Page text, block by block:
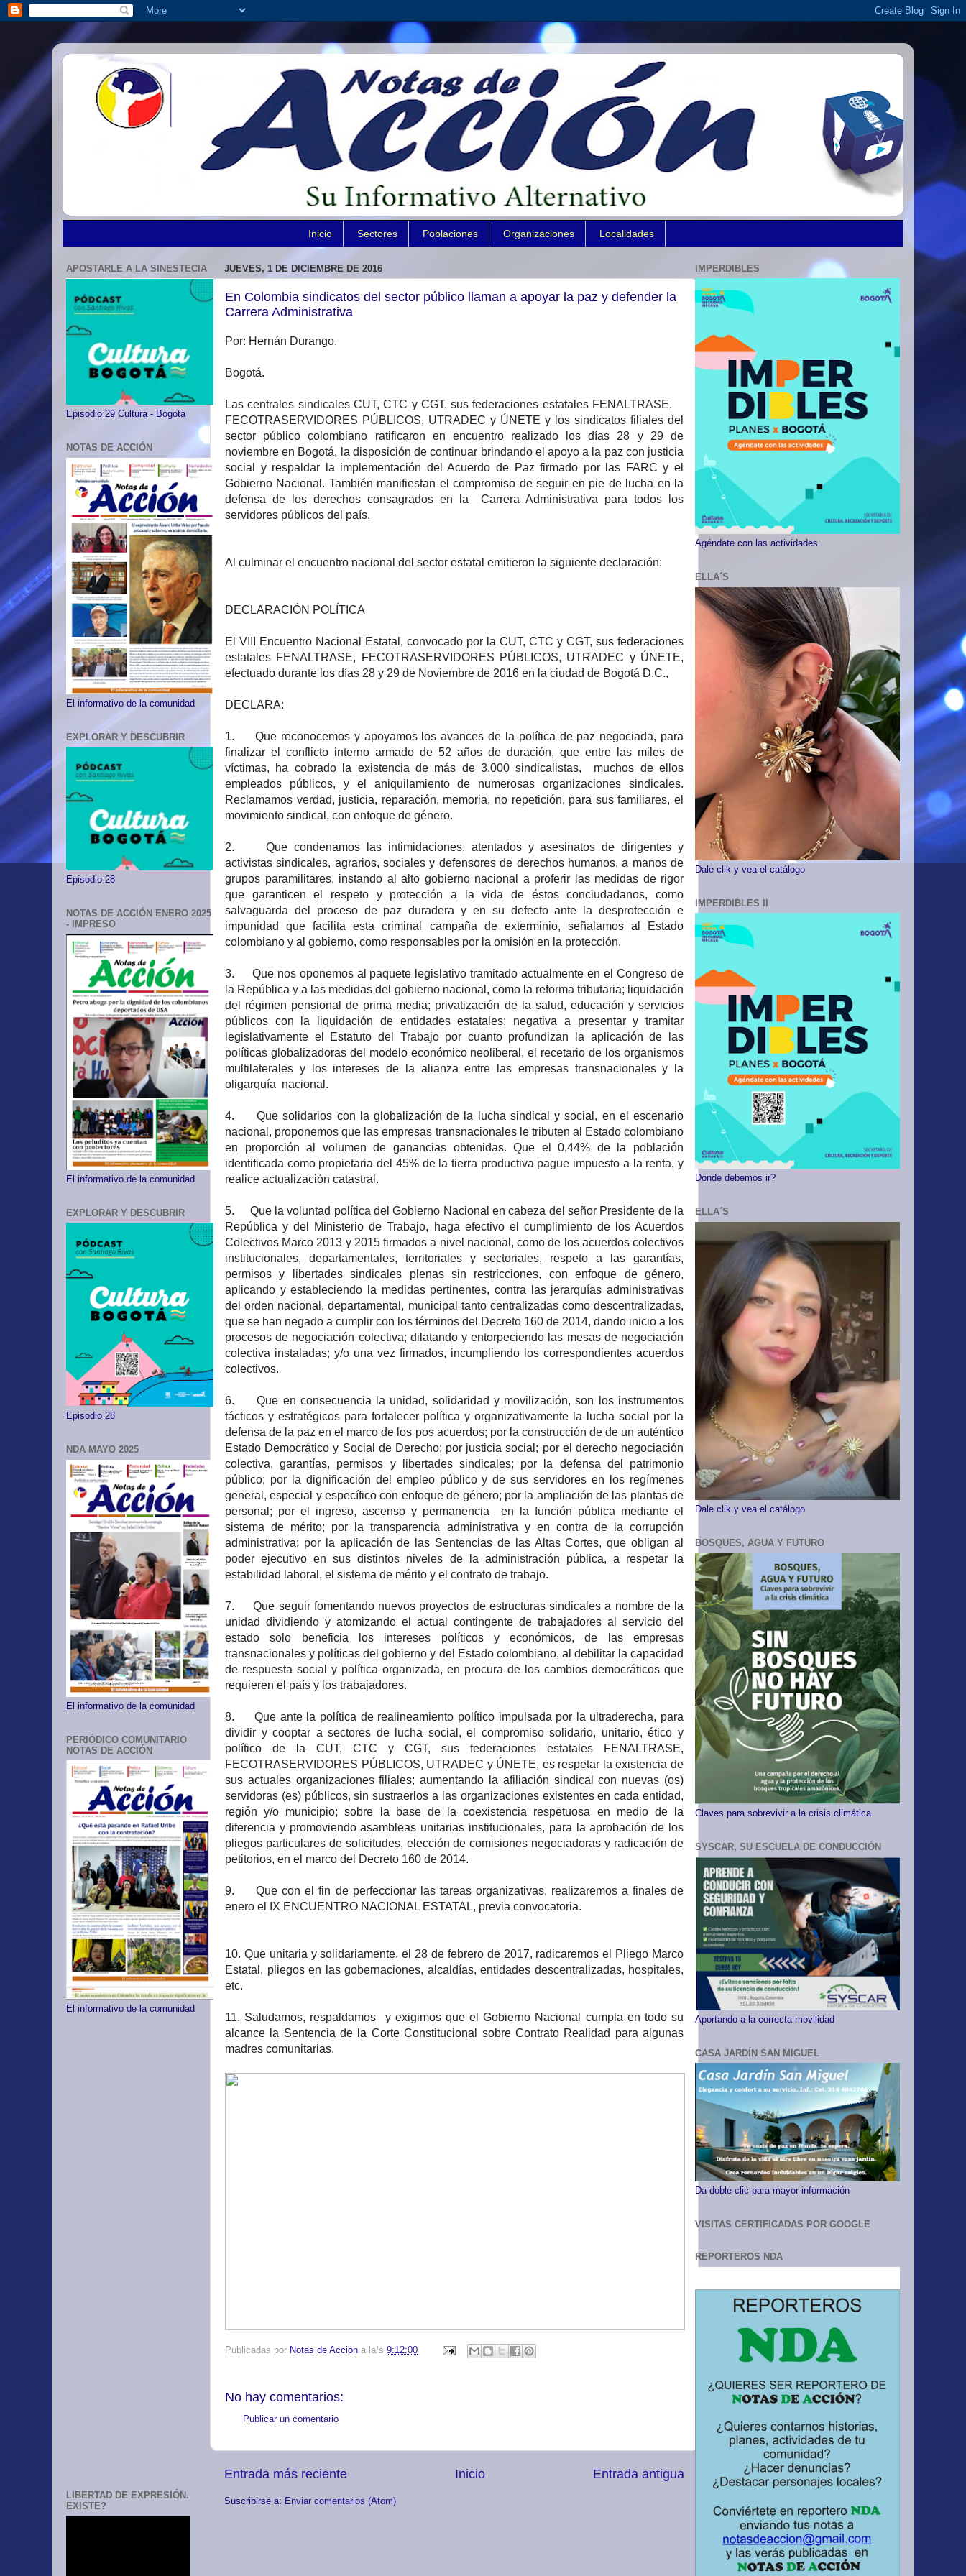
Inicio Sectores Poblaciones Organizaciones Localidades
JUEVES, 1 DE DICIEMBRE DE 2016
En Colombia sindicatos del sector público llaman a apoyar la paz y defender la
Carrera Administrativa
Por: Hernán Durango.
Bogotá.
Las centrales sindicales CUT, CTC y CGT, sus federaciones estatales FENALTRASE,
FECOTRASERVIDORES PÚBLICOS, UTRADEC y ÚNETE y los sindicatos filiales del
sector público colombiano ratificaron en encuentro realizado los días 28 y 29 de
noviembre en Bogotá, la disposición de continuar brindando el apoyo a la paz con justicia
social y respaldar la implementación del Acuerdo de Paz firmado por las FARC y el
Gobierno Nacional. También manifiestan el compromiso de seguir en pie de lucha en la
defensa de los derechos consagrados en la Carrera Administrativa para todos los
servidores públicos del país.
Al culminar el encuentro nacional del sector estatal emitieron la siguiente declaración:
DECLARACIÓN POLÍTICA
El VIII Encuentro Nacional Estatal, convocado por la CUT, CTC y CGT, sus federaciones
estatales FENALTRASE, FECOTRASERVIDORES PÚBLICOS, UTRADEC y ÚNETE,
efectuado durante los días 28 y 29 de Noviembre de 2016 en la ciudad de Bogotá D.C.,
DECLARA:
1. Que reconocemos y apoyamos los avances de la política de paz negociada, para
finalizar el conflicto interno armado de 52 años de duración, que entre las miles de
víctimas, ha cobrado la existencia de más de 3.000 sindicalistas, muchos de ellos
empleados públicos, y el aniquilamiento de numerosas organizaciones sindicales.
Reclamamos verdad, justicia, reparación, memoria, no repetición, para sus familiares, el
movimiento sindical, con enfoque de género.
2. Que condenamos las intimidaciones, atentados y asesinatos de dirigentes y
activistas sindicales, agrarios, sociales y defensores de derechos humanos, a manos de
grupos paramilitares, instando al alto gobierno nacional a proferir las medidas de rigor
que garanticen el respeto y protección a la vida de éstos conciudadanos, como
salvaguarda del proceso de paz duradera y en su defecto ante la desprotección e
impunidad que facilita esta criminal campaña de exterminio, señalamos al Estado
colombiano y al gobierno, como responsables por la omisión en la protección.
3. Que nos oponemos al paquete legislativo tramitado actualmente en el Congreso de
la República y a las medidas del gobierno nacional, como la reforma tributaria; liquidación
del régimen pensional de prima media; privatización de la salud, educación y servicios
públicos con la liquidación de entidades estatales; negativa a presentar y tramitar
legislativamente el Estatuto del Trabajo por cuanto profundizan la aplicación de las
políticas globalizadoras del modelo económico neoliberal, el recetario de los organismos
multilaterales y los intereses de la alianza entre las empresas transnacionales y la
oligarquía nacional.
4. Que solidarios con la globalización de la lucha sindical y social, en el escenario
nacional, proponemos que las empresas transnacionales le tributen al Estado colombiano
en proporción al volumen de ganancias obtenidas. Que el 0,44% de la población
identificada como propietaria del 45% de la tierra productiva pague impuesto a la renta, y
realice actualización catastral.
5. Que la voluntad política del Gobierno Nacional en cabeza del señor Presidente de la
República y del Ministerio de Trabajo, haga efectivo el cumplimiento de los Acuerdos
Colectivos Marco 2013 y 2015 firmados a nivel nacional, como de los acuerdos colectivos
institucionales, departamentales, territoriales y sectoriales, respeto a las garantías,
permisos y libertades sindicales plenas sin restricciones, con enfoque de género,
aplicando y estableciendo la medidas pertinentes, contra las jerarquías administrativas
del orden nacional, departamental, municipal tanto centralizadas como descentralizadas,
que se han negado a cumplir con los términos del Decreto 160 de 2014, dando inicio a los
procesos de negociación colectiva; dilatando y entorpeciendo las mesas de negociación
colectiva instaladas; y/o una vez firmados, incumpliendo los correspondientes acuerdos
colectivos.
6. Que en consecuencia la unidad, solidaridad y movilización, son los instrumentos
tácticos y estratégicos para fortalecer política y organizativamente la lucha social por la
defensa de la paz en el marco de los pos acuerdos; por la construcción de de un auténtico
Estado Democrático y Social de Derecho; por justicia social; por el derecho negociación
colectiva, garantías, permisos y libertades sindicales; por la defensa del patrimonio
público; por la dignificación del empleo público y de sus servidores en los regímenes
general, especial y específico con enfoque de género; por la ampliación de las plantas de
personal; por el ingreso, ascenso y permanencia en la función pública mediante el
sistema de mérito; por la transparencia administrativa y en contra de la corrupción
administrativa; por la aplicación de las Sentencias de las Altas Cortes, que obligan al
poder ejecutivo en sus distintos niveles de la administración pública, a respetar la
estabilidad laboral, el sistema de mérito y el contrato de trabajo.
7. Que seguir fomentando nuevos proyectos de estructuras sindicales a nombre de la
unidad dividiendo y atomizando el actual contingente de trabajadores al servicio del
estado solo beneficia los intereses políticos y económicos, de las empresas
transnacionales y políticas del gobierno y del Estado colombiano, al debilitar la capacidad
de respuesta social y política organizada, en procura de los cambios democráticos que
requieren el país y los trabajadores.
8. Que ante la política de realineamiento político impulsada por la ultraderecha, para
dividir y cooptar a sectores de lucha social, el compromiso solidario, unitario, ético y
político de la CUT, CTC y CGT, sus federaciones estatales FENALTRASE,
FECOTRASERVIDORES PÚBLICOS, UTRADEC y ÚNETE, es respetar la existencia de
sus actuales organizaciones filiales; aumentando la afiliación sindical con nuevas (os)
servidoras (es) públicos, sin sustraerlos a las organizaciones existentes en cada entidad,
región y/o municipio; sobre la base de la coexistencia respetuosa en medio de la
diferencia y promoviendo asambleas unitarias institucionales, para la aprobación de los
pliegos particulares de solicitudes, elección de comisiones negociadoras y radicación de
petitorios, en el marco del Decreto 160 de 2014.
9. Que con el fin de perfeccionar las tareas organizativas, realizaremos a finales de
enero el IX ENCUENTRO NACIONAL ESTATAL, previa convocatoria.
10. Que unitaria y solidariamente, el 28 de febrero de 2017, radicaremos el Pliego Marco
Estatal, pliegos en las gobernaciones, alcaldías, entidades descentralizadas, hospitales,
etc.
11. Saludamos, respaldamos y exigimos que el Gobierno Nacional cumpla en todo su
alcance la Sentencia de la Corte Constitucional sobre Contrato Realidad para algunas
madres comunitarias.
Publicadas por Notas de Acción a la/s 9:12:00
No hay comentarios:
Publicar un comentario
Entrada más reciente Entrada antigua
Inicio
Suscribirse a: Enviar comentarios (Atom)
APOSTARLE A LA SINESTECIA
Episodio 29 Cultura - Bogotá
NOTAS DE ACCIÓN
El informativo de la comunidad
EXPLORAR Y DESCUBRIR
Episodio 28
NOTAS DE ACCIÓN ENERO 2025
- IMPRESO
El informativo de la comunidad
EXPLORAR Y DESCUBRIR
Episodio 28
NDA MAYO 2025
El informativo de la comunidad
PERIÓDICO COMUNITARIO
NOTAS DE ACCIÓN
El informativo de la comunidad
LIBERTAD DE EXPRESIÓN.
EXISTE?
IMPERDIBLES
Agéndate con las actividades.
ELLA´S
Dale clik y vea el catálogo
IMPERDIBLES II
Donde debemos ir?
ELLA´S
Dale clik y vea el catálogo
BOSQUES, AGUA Y FUTURO
Claves para sobrevivir a la crisis climática
SYSCAR, SU ESCUELA DE CONDUCCIÓN
Aportando a la correcta movilidad
CASA JARDÍN SAN MIGUEL
Da doble clic para mayor información
VISITAS CERTIFICADAS POR GOOGLE
REPORTEROS NDA